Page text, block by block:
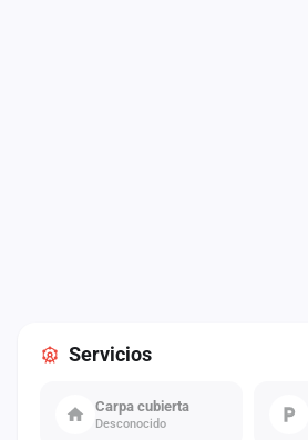
Servicios
Carpa cubierta
Desconocido